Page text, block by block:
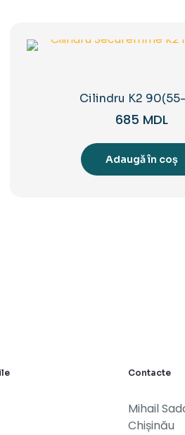
Cilindru K2
685 MDL
Adaugă în coș
Contacte
Mihail
Chișinău